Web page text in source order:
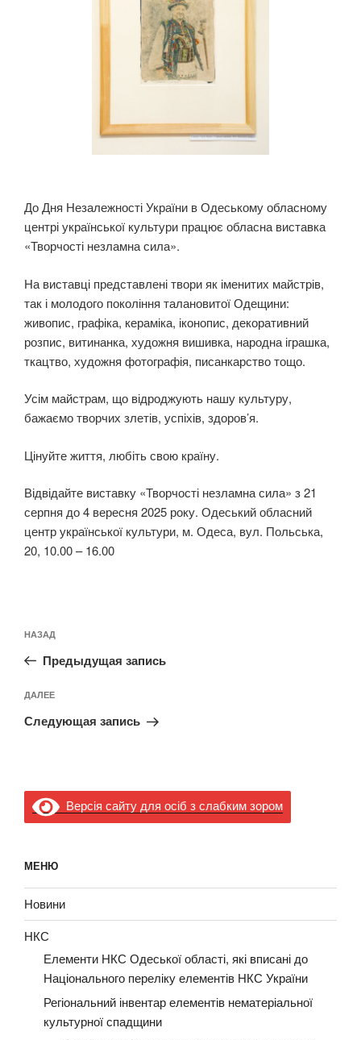
До Дня Незалежності України в Одеському обласному
центрі української культури працює обласна виставка
«Творчості незламна сила».
На виставці представлені твори як іменитих майстрів,
так і молодого покоління талановитої Одещини:
живопис, графіка, кераміка, іконопис, декоративний
розпис, витинанка, художня вишивка, народна іграшка,
ткацтво, художня фотографія, писанкарство тощо.
Усім майстрам, що відроджують нашу культуру,
бажаємо творчих злетів, успіхів, здоров’я.
Цінуйте життя, любіть свою країну.
Відвідайте виставку «Творчості незламна сила» з 21
серпня до 4 вересня 2025 року. Одеський обласний
центр української культури, м. Одеса, вул. Польська,
20, 10.00 – 16.00
по
записям
Предыдущая
запись:
НАЗАД
Предыдущая запись
Следующая
запись
ДАЛЕЕ
Следующая запись
Версія сайту для осіб з слабким зором
МЕНЮ
Новини
НКС
Елементи НКС Одеської області, які вписані до
Національного переліку елементів НКС України
Регіональний інвентар елементів нематеріальної
культурної спадщини